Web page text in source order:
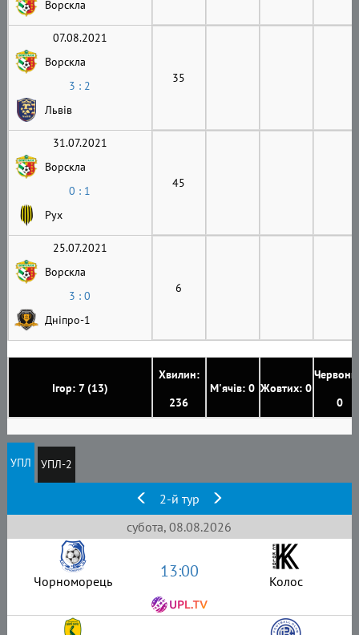
Ігор: 7 (13)
Хвилин:
236
М'ячів: 0 Жовтих: 0
0
Ворскла
07.08.2021
Ворскла
3 : 2
Львів
35
31.07.2021
Ворскла
0 : 1
Рух
45
25.07.2021
Ворскла
3 : 0
Дніпро-1
6
УПЛ УПЛ-2
2-й тур
субота, 08.08.2026
Чорноморець 13:00 Колос